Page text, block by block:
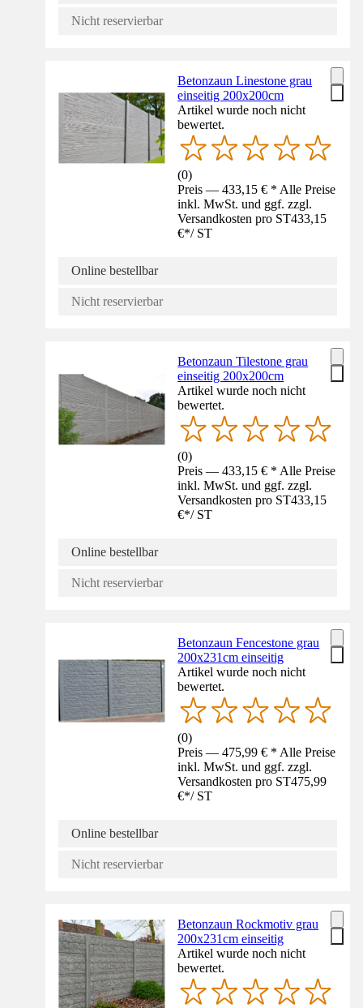
Nicht reservierbar
Betonzaun Linestone grau
einseitig 200x200cm
Artikel wurde noch nicht
bewertet.
(0)
Preis — 433,15 € * Alle Preise
inkl. MwSt. und ggf. zzgl.
Versandkosten pro ST433,15
€*/ ST
Online bestellbar
Nicht reservierbar
Betonzaun Tilestone grau
einseitig 200x200cm
Artikel wurde noch nicht
bewertet.
(0)
Preis — 433,15 € * Alle Preise
inkl. MwSt. und ggf. zzgl.
Versandkosten pro ST433,15
€*/ ST
Online bestellbar
Nicht reservierbar
Betonzaun Fencestone grau
200x231cm einseitig
Artikel wurde noch nicht
bewertet.
(0)
Preis — 475,99 € * Alle Preise
inkl. MwSt. und ggf. zzgl.
Versandkosten pro ST475,99
€*/ ST
Online bestellbar
Nicht reservierbar
Betonzaun Rockmotiv grau
200x231cm einseitig
Artikel wurde noch nicht
bewertet.